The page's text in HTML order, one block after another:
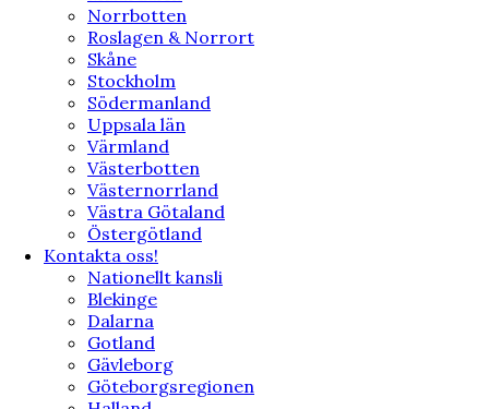
Norrbotten
Roslagen & Norrort
Skåne
Stockholm
Södermanland
Uppsala län
Värmland
Västerbotten
Västernorrland
Västra Götaland
Östergötland
Kontakta oss!
Nationellt kansli
Blekinge
Dalarna
Gotland
Gävleborg
Göteborgsregionen